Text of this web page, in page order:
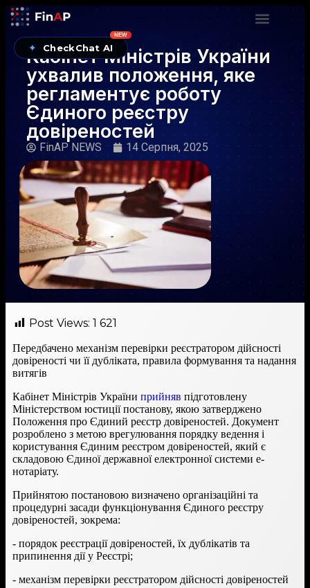
✦ CheckChat AI
NEW
Кабінет Міністрів України
ухвалив положення, яке
регламентує роботу
Єдиного реєстру
довіреностей
FinAP NEWS 14 Серпня, 2025
Post Views: 1 621
Передбачено механізм перевірки реєстратором дійсності
довіреності чи її дубліката, правила формування та надання
витягів
Кабінет Міністрів України прийняв підготовлену
Міністерством юстиції постанову, якою затверджено
Положення про Єдиний реєстр довіреностей. Документ
розроблено з метою врегулювання порядку ведення і
користування Єдиним реєстром довіреностей, який є
складовою Єдиної державної електронної системи е-
нотаріату.
Прийнятою постановою визначено організаційні та
процедурні засади функціонування Єдиного реєстру
довіреностей, зокрема:
- порядок реєстрації довіреностей, їх дублікатів та
припинення дії у Реєстрі;
- механізм перевірки реєстратором дійсності довіреностей